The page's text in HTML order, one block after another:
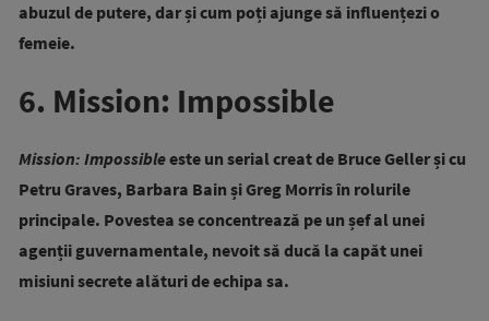
abuzul de putere, dar și cum poți ajunge să influențezi o
femeie.
6. Mission: Impossible
Mission: Impossibleeste un serial creat de Bruce Geller și cu
Petru Graves, Barbara Bain și Greg Morris în rolurile
principale. Povestea se concentrează pe un șef al unei
agenții guvernamentale, nevoit să ducă la capăt unei
misiuni secrete alături de echipa sa.